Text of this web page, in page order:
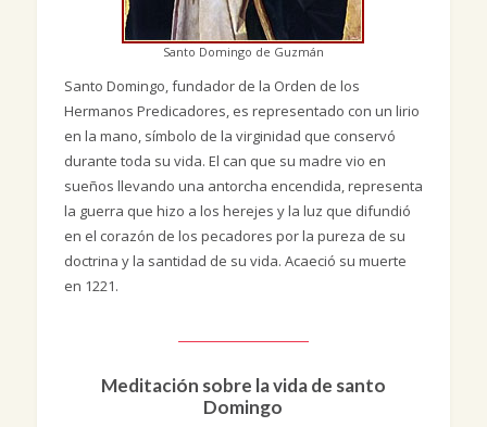
Santo Domingo de Guzmán
Santo Domingo, fundador de la Orden de los
Hermanos Predicadores, es representado con un lirio
en la mano, símbolo de la virginidad que conservó
durante toda su vida. El can que su madre vio en
sueños llevando una antorcha encendida, representa
la guerra que hizo a los herejes y la luz que difundió
en el corazón de los pecadores por la pureza de su
doctrina y la santidad de su vida. Acaeció su muerte
en 1221.
Meditación sobre la vida de santo
Domingo